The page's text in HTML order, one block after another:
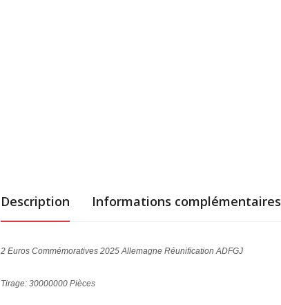
Description Informations complémentaires
2 Euros Commémoratives 2025 Allemagne Réunification ADFGJ
Tirage: 30000000 Pièces